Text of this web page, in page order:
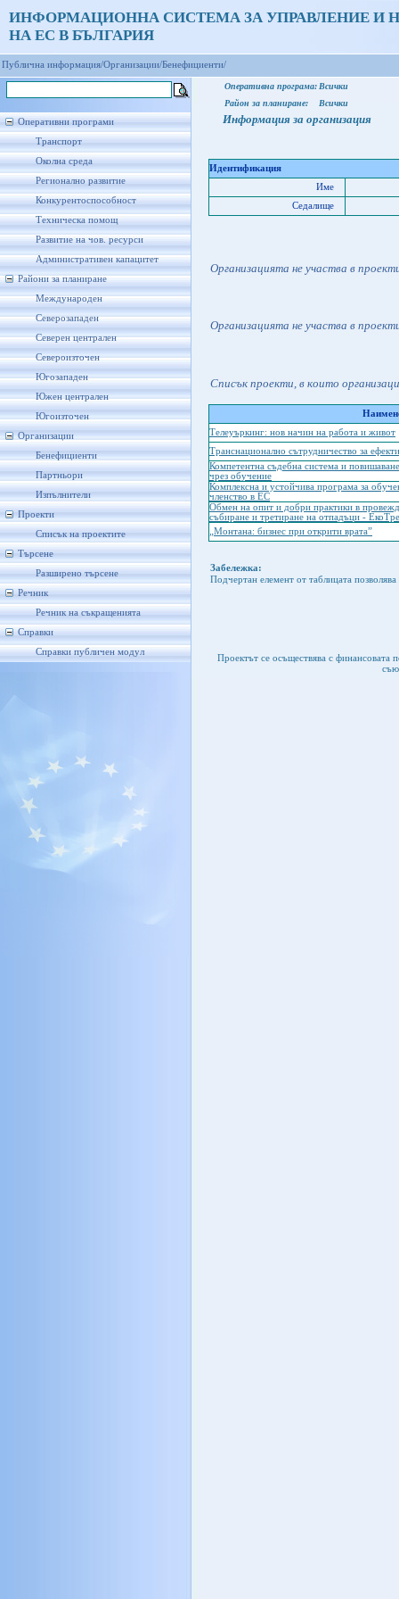
ИНФОРМАЦИОННА СИСТЕМА ЗА УПРАВЛЕНИЕ И
НА ЕС В БЪЛГАРИЯ
Публична информация/Организации/Бенефициенти/
Оперативни програми
Транспорт
Околна среда
Регионално развитие
Конкурентоспособност
Техническа помощ
Развитие на чов. ресурси
Административен капацитет
Райони за планиране
Международен
Северозападен
Северен централен
Североизточен
Югозападен
Южен централен
Югоизточен
Организации
Бенефициенти
Партньори
Изпълнители
Проекти
Списък на проектите
Търсене
Разширено търсене
Речник
Речник на съкращенията
Справки
Справки публичен модул
Оперативна програма: Всички
Район за планиране:
Всички
Информация за организация
Идентификация
Име
Седалище
Организацията не участва в
Организацията не участва в
Списък проекти, в които
Телеуъркинг: нов начин на работа и живот
Транснационално сътрудничество за
Компетентна съдебна система и
чрез обучение
Комплексна и устойчива програма за
членство в ЕС
Обмен на опит и добри практики в
събиране и третиране на отпадъци -
„Монтана: бизнес при открити врата”
Забележка:
Подчертан елемент от таблицата
Проектът се осъществява с финансовата